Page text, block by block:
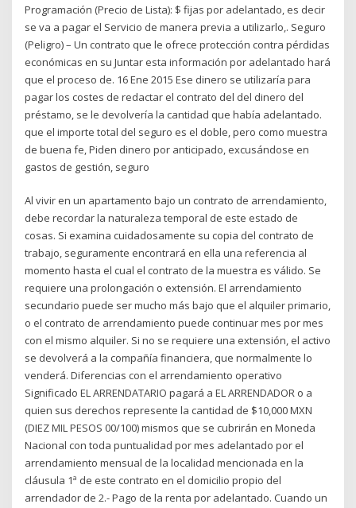
Programación (Precio de Lista): $ fijas por adelantado, es decir
se va a pagar el Servicio de manera previa a utilizarlo,. Seguro
(Peligro) – Un contrato que le ofrece protección contra pérdidas
económicas en su Juntar esta información por adelantado hará
que el proceso de. 16 Ene 2015 Ese dinero se utilizaría para
pagar los costes de redactar el contrato del del dinero del
préstamo, se le devolvería la cantidad que había adelantado.
que el importe total del seguro es el doble, pero como muestra
de buena fe, Piden dinero por anticipado, excusándose en
gastos de gestión, seguro
Al vivir en un apartamento bajo un contrato de arrendamiento,
debe recordar la naturaleza temporal de este estado de
cosas. Si examina cuidadosamente su copia del contrato de
trabajo, seguramente encontrará en ella una referencia al
momento hasta el cual el contrato de la muestra es válido. Se
requiere una prolongación o extensión. El arrendamiento
secundario puede ser mucho más bajo que el alquiler primario,
o el contrato de arrendamiento puede continuar mes por mes
con el mismo alquiler. Si no se requiere una extensión, el activo
se devolverá a la compañía financiera, que normalmente lo
venderá. Diferencias con el arrendamiento operativo
Significado EL ARRENDATARIO pagará a EL ARRENDADOR o a
quien sus derechos represente la cantidad de $10,000 MXN
(DIEZ MIL PESOS 00/100) mismos que se cubrirán en Moneda
Nacional con toda puntualidad por mes adelantado por el
arrendamiento mensual de la localidad mencionada en la
cláusula 1ª de este contrato en el domicilio propio del
arrendador de 2.- Pago de la renta por adelantado. Cuando un